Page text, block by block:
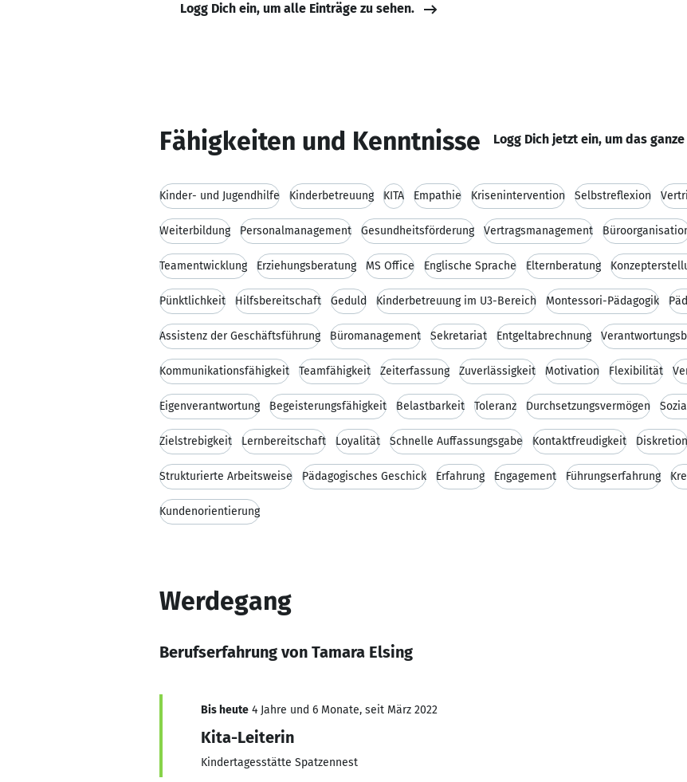
Logg Dich ein, um alle Einträge zu sehen.
Fähigkeiten und Kenntnisse Logg Dich jetzt ein, um das
Kinder- und Jugendhilfe Kinderbetreuung KITA Empathie Krisenintervention Selbstreflexion
Weiterbildung Personalmanagement Gesundheitsförderung Vertragsmanagement
Teamentwicklung Erziehungsberatung MS Office Englische Sprache Elternberatung
Pünktlichkeit Hilfsbereitschaft Geduld Kinderbetreuung im U3-Bereich Montessori-Pädagogik
Assistenz der Geschäftsführung Büromanagement Sekretariat Entgeltabrechnung
Kommunikationsfähigkeit Teamfähigkeit Zeiterfassung Zuverlässigkeit Motivation Flexibilität
Eigenverantwortung Begeisterungsfähigkeit Belastbarkeit Toleranz Durchsetzungsvermögen
Zielstrebigkeit Lernbereitschaft Loyalität Schnelle Auffassungsgabe Kontaktfreudigkeit Diskretion
Strukturierte Arbeitsweise Pädagogisches Geschick Erfahrung Engagement Führungserfahrung
Kundenorientierung
Werdegang
Berufserfahrung von Tamara Elsing
Bis heute 4 Jahre und 6 Monate, seit März 2022
Kita-Leiterin
Kindertagesstätte Spatzennest